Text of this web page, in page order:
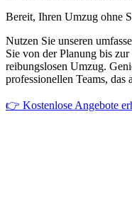
Bereit, Ihren Umzug ohne
Nutzen Sie unseren
Sie von der Planung bis
reibungslosen Umzug.
professionellen Teams,
👉 Kostenlose Angebote